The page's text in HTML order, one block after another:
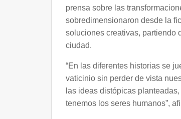
prensa sobre las
sobredimensionaron desde la
soluciones creativas, partiendo
ciudad.
“En las diferentes historias se
vaticinio sin perder de vista
las ideas distópicas
tenemos los seres humanos”,